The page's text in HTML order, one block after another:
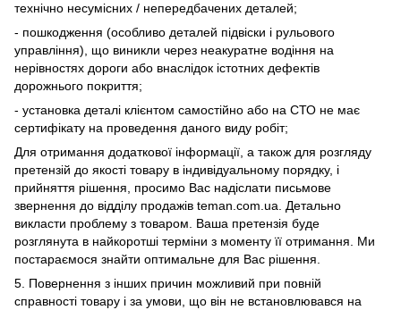
технічно несумісних / непередбачених деталей;
- пошкодження (особливо деталей підвіски і рульового
управління), що виникли через неакуратне водіння на
нерівностях дороги або внаслідок істотних дефектів
дорожнього покриття;
- установка деталі клієнтом самостійно або на СТО не має
сертифікату на проведення даного виду робіт;
Для отримання додаткової інформації, а також для розгляду
претензій до якості товару в індивідуальному порядку, і
прийняття рішення, просимо Вас надіслати письмове
звернення до відділу продажів teman.com.ua. Детально
викласти проблему з товаром. Ваша претензія буде
розглянута в найкоротші терміни з моменту її отримання. Ми
постараємося знайти оптимальне для Вас рішення.
5. Повернення з інших причин можливий при повній
справності товару і за умови, що він не встановлювався на